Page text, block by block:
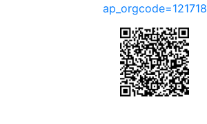
ap_orgcode=121718